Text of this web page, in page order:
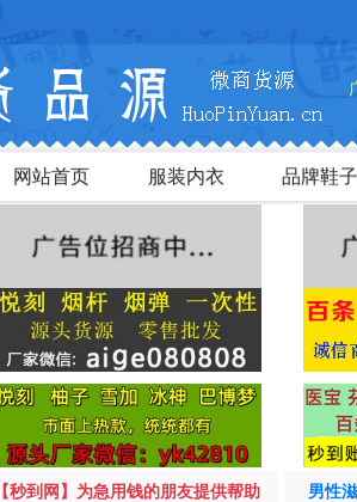
网站首页 服装内衣 品牌鞋子
【秒到网】为急用钱的朋友提供帮助 男性